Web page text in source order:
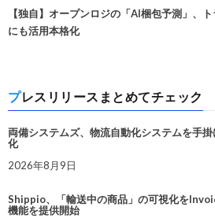
【独自】オープンロジの「AI梱包予測」、
にも活用本格化
プレスリリースまとめてチェック
両備システムズ、物流自動化システムを手
化
2026年8月9日
Shippio、「輸送中の商品」の可視化を
機能を提供開始